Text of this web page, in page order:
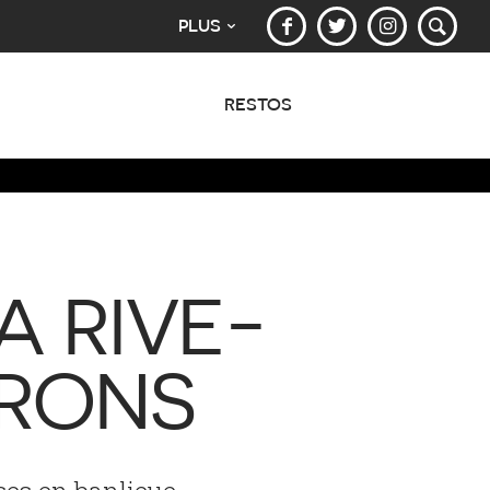
PLUS
RESTOS
RIVE-